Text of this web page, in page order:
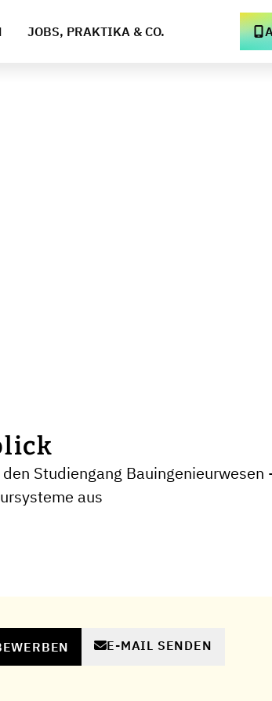
JOBS, PRAKTIKA & CO.
Studiengang Bauingenieurwesen
aus
E-MAIL SENDEN